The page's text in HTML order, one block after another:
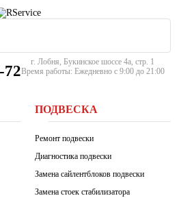
72
г. Лобня, Букинское шоссе 4а, стр. 1
Время работы: Ежедневно с 9:00 до 21:00
ПОДВЕСКА
Ремонт подвески
Диагностика подвески
Замена сайлентблоков подвески
Замена стоек стабилизатора